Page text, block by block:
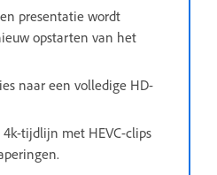
presentatie wordt
opstarten van het
naar een volledige HD-
tijdlijn met HEVC-clips